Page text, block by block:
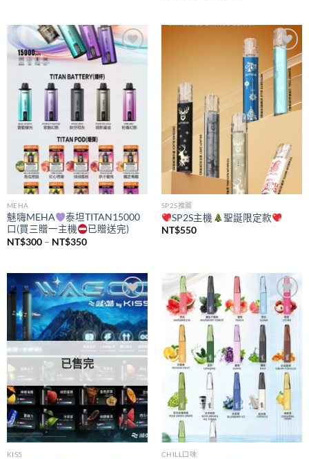
NT$200
到
NT$360
Add to
MEHA
魅嗨MEHA
泰坦TITAN15000
口(買三贈一主機
已贈送完)
NT$300 – NT$350價
NT$300
到
NT$350
Add to
wishlist
SP2S推薦
SP2S主機
聖誕限定款
NT$550
Add to
wishlist
已售完
KIS5
Add to
wishlist
CHILL口味